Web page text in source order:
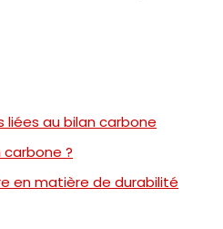
liées au bilan carbone
carbone ?
en matière de durabilité